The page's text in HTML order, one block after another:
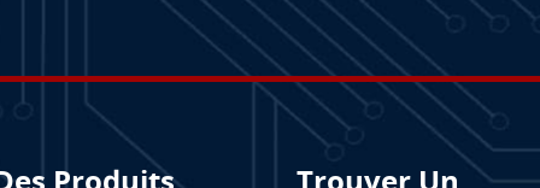
Produits Trouver Un